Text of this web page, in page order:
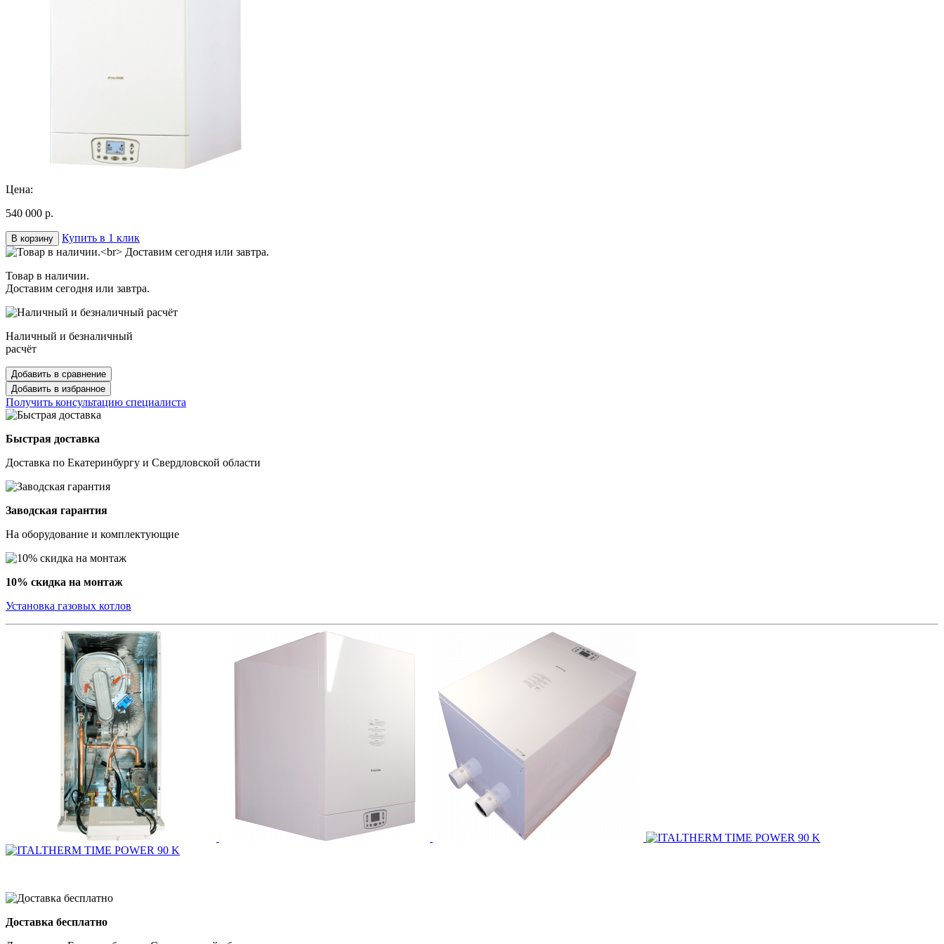
Цена:
540 000 р.
В корзину Купить в 1 клик
Товар в наличии.
Доставим сегодня или завтра.
Наличный и безналичный
расчёт
Добавить в сравнение
Добавить в избранное
Получить консультацию специалиста
Быстрая доставка
Доставка по Екатеринбургу и Свердловской области
Заводская гарантия
На оборудование и комплектующие
10% скидка на монтаж
Установка газовых котлов
Доставка бесплатно